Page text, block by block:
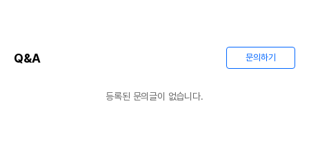
Q&A 문의하기
등록된 문의글이 없습니다.